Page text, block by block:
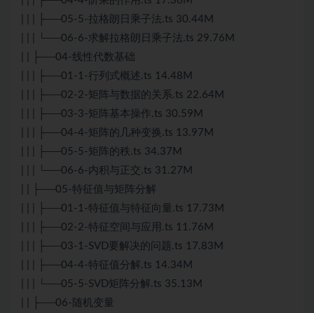
| | | ├──05-5-拉格朗日乘子法.ts 30.44M
| | | └──06-6-求解拉格朗日乘子法.ts 29.76M
| | ├──04-线性代数基础
| | | ├──01-1-行列式概述.ts 14.48M
| | | ├──02-2-矩阵与数据的关系.ts 22.64M
| | | ├──03-3-矩阵基本操作.ts 30.59M
| | | ├──04-4-矩阵的几种变换.ts 13.97M
| | | ├──05-5-矩阵的秩.ts 34.37M
| | | └──06-6-内积与正交.ts 31.27M
| | ├──05-特征值与矩阵分解
| | | ├──01-1-特征值与特征向量.ts 17.73M
| | | ├──02-2-特征空间与应用.ts 11.76M
| | | ├──03-1-SVD要解决的问题.ts 17.83M
| | | ├──04-4-特征值分解.ts 14.34M
| | | └──05-5-SVD矩阵分解.ts 35.13M
| | ├──06-随机变量